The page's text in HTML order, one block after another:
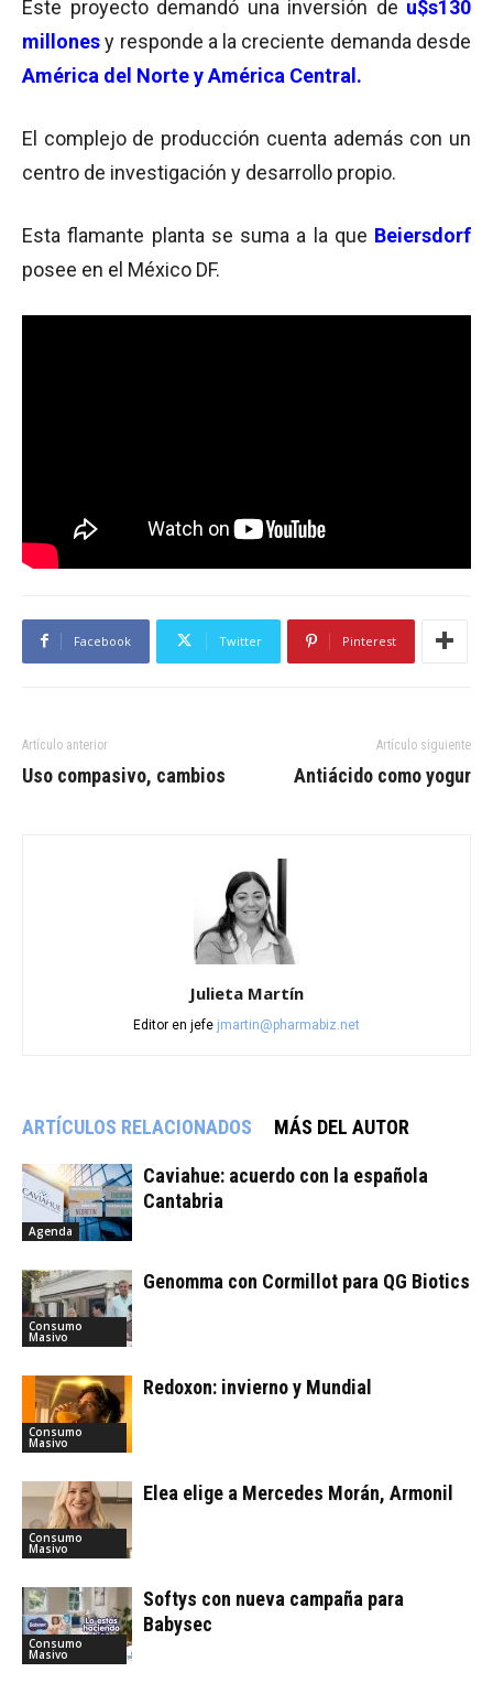
Este proyecto demandó una inversión de u$s130
millonesy responde a la creciente demanda desde
América del Norte y América Central.
El complejo de producción cuenta además con un
centro de investigación y desarrollo propio.
Esta flamante planta se suma a la que Beiersdorf
posee en el México DF.
Facebook Twitter Pinterest
Artículo anterior
Uso compasivo, cambios
Artículo siguiente
Antiácido como yogur
Julieta Martín
Editor en jefe jmartin@pharmabiz.net
ARTÍCULOS RELACIONADOS MÁS DEL AUTOR
Agenda
Caviahue: acuerdo con la española
Cantabria
Consumo
Masivo
Genomma con Cormillot para QG Biotics
Consumo
Masivo
Redoxon: invierno y Mundial
Consumo
Masivo
Elea elige a Mercedes Morán, Armonil
Consumo
Masivo
Softys con nueva campaña para
Babysec